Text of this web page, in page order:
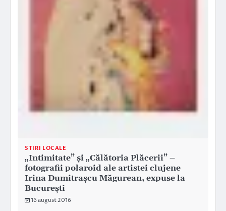
STIRI LOCALE
„Intimitate” și „Călătoria Plăcerii” –
fotografii polaroid ale artistei clujene
Irina Dumitrașcu Măgurean, expuse la
București
16 august 2016